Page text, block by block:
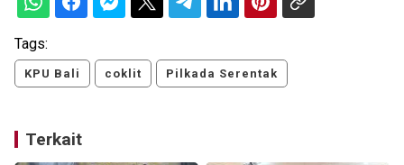
Tags:
KPU Bali coklit Pilkada Serentak
Terkait